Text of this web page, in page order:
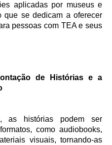
aplicadas por museus e
que se dedicam a oferecer
pessoas com TEA e seus
de Histórias e a
as histórias podem ser
como audiobooks,
visuais, tornando-as